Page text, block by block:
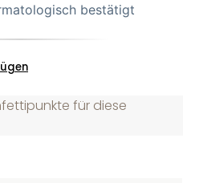
bestätigt
für diese